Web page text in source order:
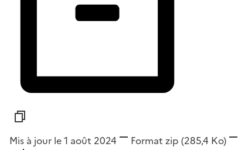
Mis à jour le 1 août 2024 Format zip (285,4 Ko)